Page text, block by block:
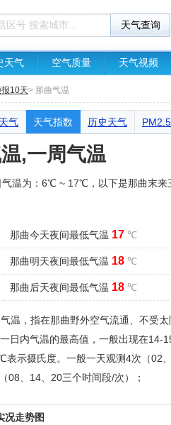
天气 空气质量 天气视频
10天> 那曲气温
气 天气指数 历史天气 PM2.5
,一周气温
温为：6℃ ~ 17℃，以下是那曲末来
那曲今天夜间最低气温 17 ℃
那曲明天夜间最低气温 18 ℃
那曲后天夜间最低气温 18 ℃
温，指在那曲野外空气流通、不受
日内气温的最高值，一般出现在14-
示摄氏度。一般一天观测4次（02
08、14、20三个时间段/次）；
况走势图